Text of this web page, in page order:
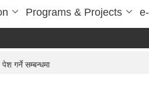
Programs & Projects
गर्ने सम्बन्धमा